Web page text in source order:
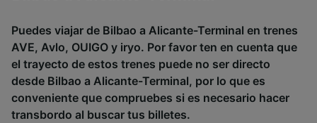
Puedes viajar de Bilbao a Alicante-Terminal en trenes
AVE, Avlo, OUIGO y iryo. Por favor ten en cuenta que
el trayecto de estos trenes puede no ser directo
desde Bilbao a Alicante-Terminal, por lo que es
conveniente que compruebes si es necesario hacer
transbordo al buscar tus billetes.